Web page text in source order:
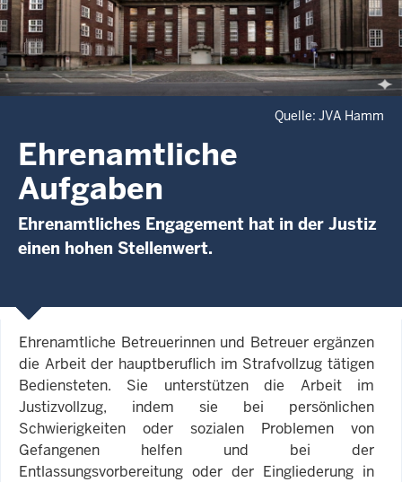
Quelle: JVA Hamm
Ehrenamtliche
Aufgaben
Ehrenamtliches Engagement hat in der Justiz
einen hohen Stellenwert.
Ehrenamtliche Betreuerinnen und Betreuer ergänzen
die Arbeit der hauptberuflich im Strafvollzug tätigen
Bediensteten. Sie unterstützen die Arbeit im
Justizvollzug, indem sie bei persönlichen
Schwierigkeiten oder sozialen Problemen von
Gefangenen helfen und bei der
Entlassungsvorbereitung oder der Eingliederung in